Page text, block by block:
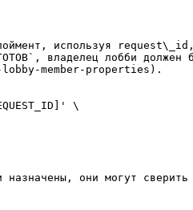
используя
владелец лобби
member-properties).
\
они могут